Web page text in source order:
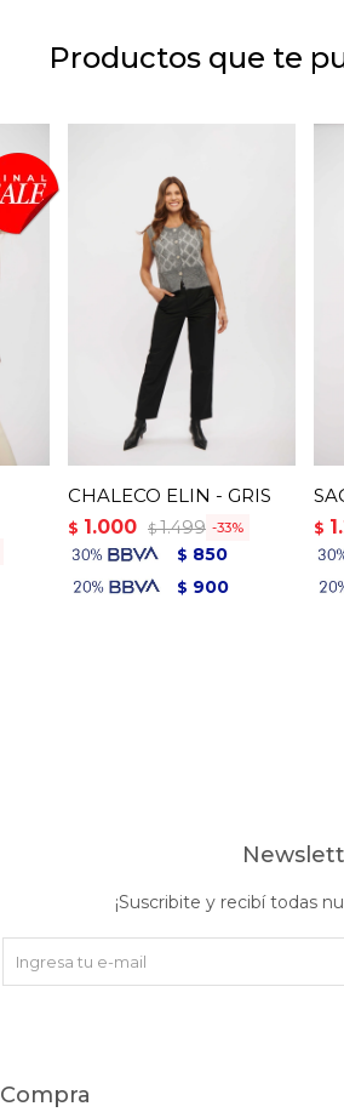
Productos que te
CHALECO ELIN - GRIS
$ 1.000 $ 1.499 33
$ 850
$ 900
$
Compra
¡Suscribite y recibí todas